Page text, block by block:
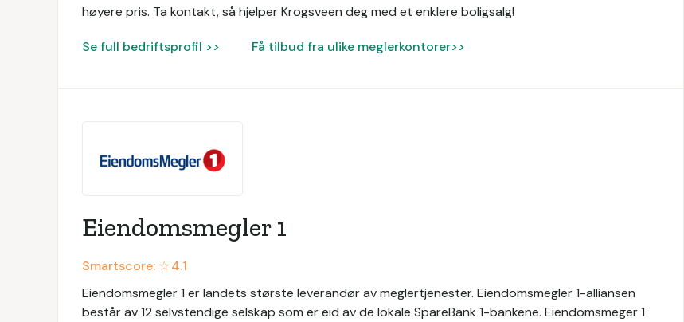
høyere pris. Ta kontakt, så hjelper Krogsveen deg med et enklere boligsalg!
Se full bedriftsprofil >> Få tilbud fra ulike meglerkontorer>>
Eiendomsmegler 1
Smartscore: ☆4.1
Eiendomsmegler 1 er landets største leverandør av meglertjenester. Eiendomsmegler 1-alliansen
består av 12 selvstendige selskap som er eid av de lokale SpareBank 1-bankene. Eiendomsmeger 1